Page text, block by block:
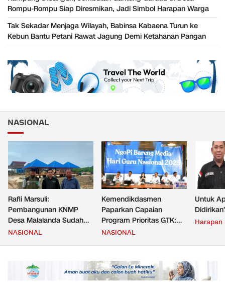
Rompu-Rompu Siap Diresmikan, Jadi Simbol Harapan Warga
Tak Sekadar Menjaga Wilayah, Babinsa Kabaena Turun ke
Kebun Bantu Petani Rawat Jagung Demi Ketahanan Pangan
NASIONAL
Rafli Marsuli:
Pembangunan KNMP
Desa Malalanda Sudah
Mencapai 69 Persen dan
JMD dan JMF
NASIONAL
Kemendikdasmen
Paparkan Capaian
Program Prioritas GTK:
Kompetensi Meningkat,
NASIONAL
Untuk
Harapan